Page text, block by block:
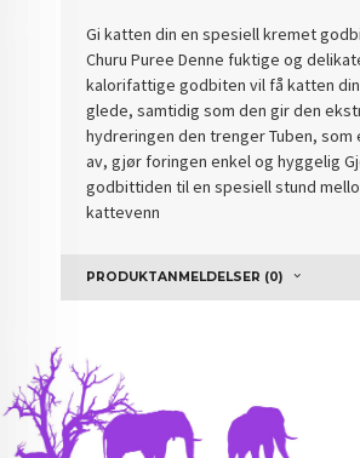
Gi katten din en spesiell kremet
Churu Puree Denne fuktige og
kalorifattige godbiten vil få katten
glede, samtidig som den gir den
hydreringen den trenger Tuben, som
av, gjør foringen enkel og hyggelig
godbittiden til en spesiell stund
kattevenn
PRODUKTANMELDELSER (0)